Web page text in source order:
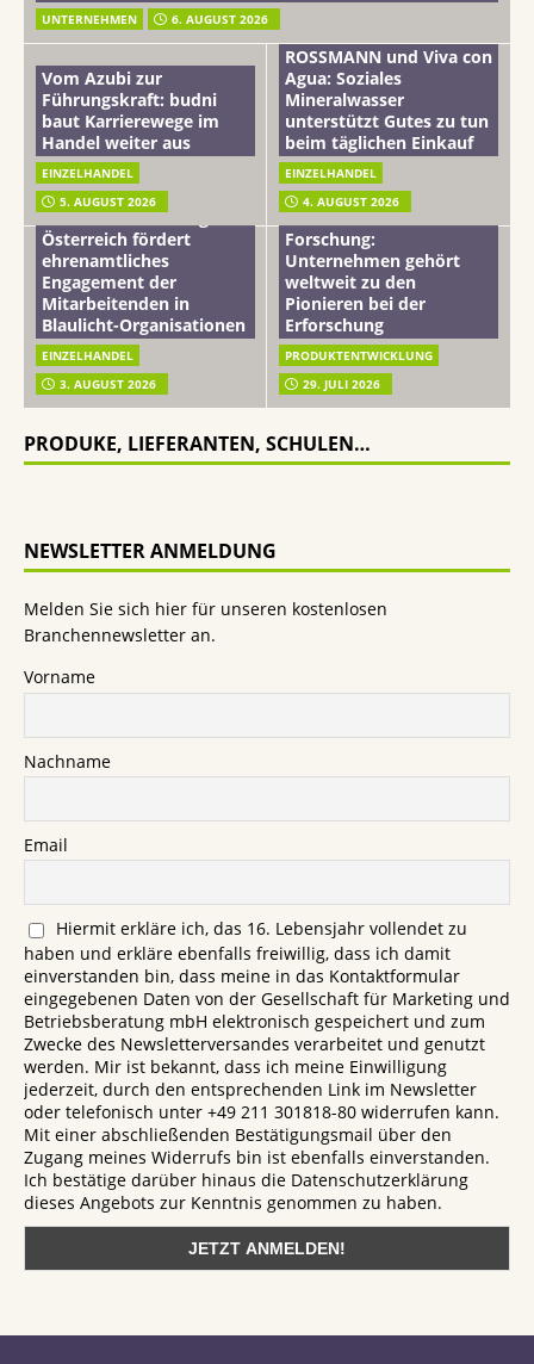
UNTERNEHMEN 6. AUGUST 2026
Vom Azubi zur
Führungskraft: budni
baut Karrierewege im
Handel weiter aus
EINZELHANDEL
5. AUGUST 2026
ROSSMANN und Viva con
Agua: Soziales
Mineralwasser
unterstützt Gutes zu tun
beim täglichen Einkauf
EINZELHANDEL
4. AUGUST 2026
mehr vom leben tag: dm
Österreich fördert
ehrenamtliches
Engagement der
Mitarbeitenden in
Blaulicht-Organisationen
EINZELHANDEL
3. AUGUST 2026
Beiersdorf
Hautmikrobiom-
Forschung:
Unternehmen gehört
weltweit zu den
Pionieren bei der
Erforschung
PRODUKTENTWICKLUNG
29. JULI 2026
PRODUKE, LIEFERANTEN, SCHULEN…
NEWSLETTER ANMELDUNG
Melden Sie sich hier für unseren kostenlosen
Branchennewsletter an.
Vorname
Nachname
Email
Hiermit erkläre ich, das 16. Lebensjahr vollendet zu
haben und erkläre ebenfalls freiwillig, dass ich damit
einverstanden bin, dass meine in das Kontaktformular
eingegebenen Daten von der Gesellschaft für Marketing und
Betriebsberatung mbH elektronisch gespeichert und zum
Zwecke des Newsletterversandes verarbeitet und genutzt
werden. Mir ist bekannt, dass ich meine Einwilligung
jederzeit, durch den entsprechenden Link im Newsletter
oder telefonisch unter +49 211 301818-80 widerrufen kann.
Mit einer abschließenden Bestätigungsmail über den
Zugang meines Widerrufs bin ist ebenfalls einverstanden.
Ich bestätige darüber hinaus die Datenschutzerklärung
dieses Angebots zur Kenntnis genommen zu haben.